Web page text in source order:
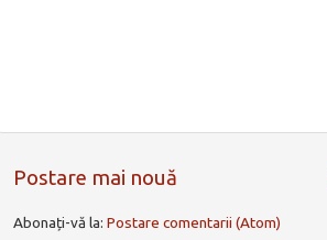
Postare mai nouă
Abonați-vă la: Postare comentarii (Atom)